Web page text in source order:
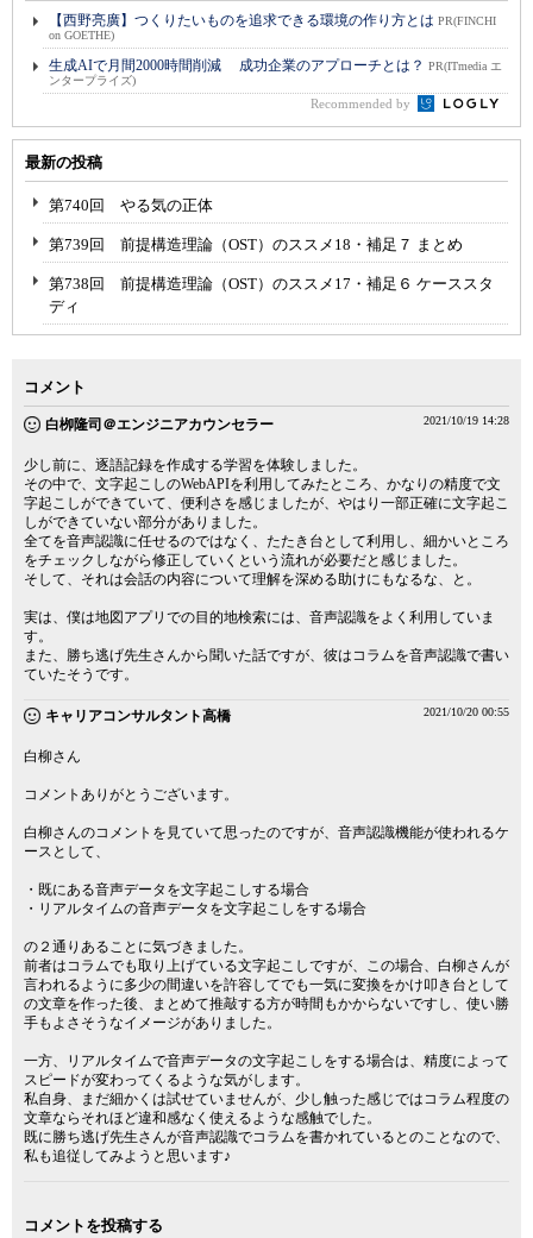
【西野亮廣】つくりたいものを追求できる環境の作り方とは PR(FINCHI
on GOETHE)
生成AIで月間2000時間削減 成功企業のアプローチとは？ PR(ITmedia エ
ンタープライズ)
Recommended by
最新の投稿
第740回 やる気の正体
第739回 前提構造理論（OST）のススメ18・補足７ まとめ
第738回 前提構造理論（OST）のススメ17・補足６ ケーススタ
ディ
コメント
白栁隆司＠エンジニアカウンセラー 2021/10/19 14:28
少し前に、逐語記録を作成する学習を体験しました。
その中で、文字起こしのWebAPIを利用してみたところ、かなりの精度で文
字起こしができていて、便利さを感じましたが、やはり一部正確に文字起こ
しができていない部分がありました。
全てを音声認識に任せるのではなく、たたき台として利用し、細かいところ
をチェックしながら修正していくという流れが必要だと感じました。
そして、それは会話の内容について理解を深める助けにもなるな、と。
実は、僕は地図アプリでの目的地検索には、音声認識をよく利用していま
す。
また、勝ち逃げ先生さんから聞いた話ですが、彼はコラムを音声認識で書い
ていたそうです。
キャリアコンサルタント高橋 2021/10/20 00:55
白柳さん
コメントありがとうございます。
白柳さんのコメントを見ていて思ったのですが、音声認識機能が使われるケ
ースとして、
・既にある音声データを文字起こしする場合
・リアルタイムの音声データを文字起こしをする場合
の２通りあることに気づきました。
前者はコラムでも取り上げている文字起こしですが、この場合、白柳さんが
言われるように多少の間違いを許容してでも一気に変換をかけ叩き台として
の文章を作った後、まとめて推敲する方が時間もかからないですし、使い勝
手もよさそうなイメージがありました。
一方、リアルタイムで音声データの文字起こしをする場合は、精度によって
スピードが変わってくるような気がします。
私自身、まだ細かくは試せていませんが、少し触った感じではコラム程度の
文章ならそれほど違和感なく使えるような感触でした。
既に勝ち逃げ先生さんが音声認識でコラムを書かれているとのことなので、
私も追従してみようと思います♪
コメントを投稿する